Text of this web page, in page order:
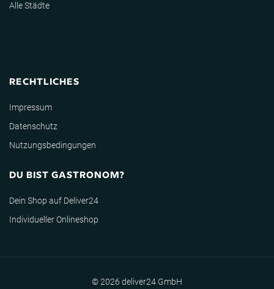
Alle Städte
RECHTLICHES
Impressum
Datenschutz
Nutzungsbedingungen
DU BIST GASTRONOM?
Dein Shop auf Deliver24
Individueller Onlineshop
© 2026 deliver24 GmbH